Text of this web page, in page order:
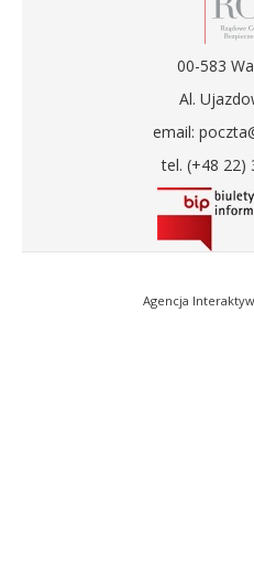
00-583
Al.
email:
tel. (+48 22)
Agencja